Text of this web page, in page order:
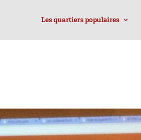
Les quartiers populaires